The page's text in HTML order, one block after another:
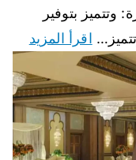
وتتميز بتوفير
اقرأ المزيد